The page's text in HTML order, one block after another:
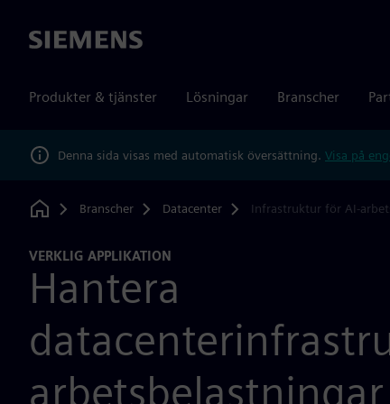
Siemens
Produkter & tjänster Lösningar Branscher
Denna sida visas med automatisk översättning. Visa på
Home
Branscher Datacenter Infrastruktur för AI-
VERKLIG APPLIKATION
Hantera
arbetsbelastningar